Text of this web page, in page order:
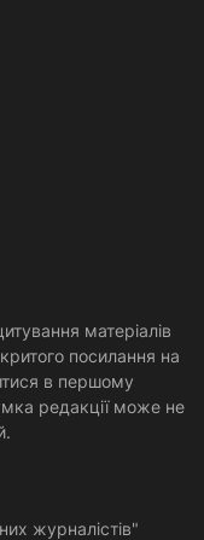
матеріалів
посилання на
в першому
редакції може не
журналістів"